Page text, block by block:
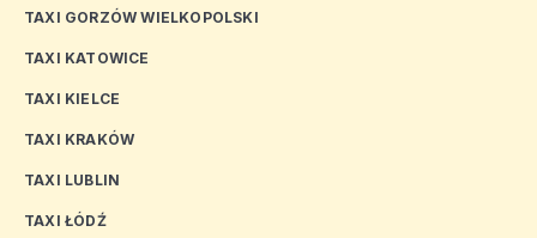
TAXI GORZÓW WIELKOPOLSKI
TAXI KATOWICE
TAXI KIELCE
TAXI KRAKÓW
TAXI LUBLIN
TAXI ŁÓDŹ